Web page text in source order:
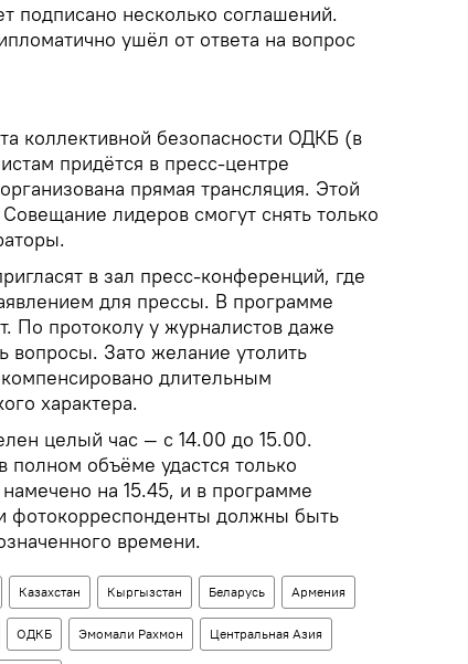
подписано несколько соглашений.
ушёл от ответа на вопрос
коллективной безопасности ОДКБ (в
придётся в пресс-центре
прямая трансляция. Этой
лидеров смогут снять только
в зал пресс-конференций, где
для прессы. В программе
По протоколу у журналистов даже
вопросы. Зато желание утолить
длительным
характера.
целый час — с 14.00 до 15.00.
полном объёме удастся только
на 15.45, и в программе
фотокорреспонденты должны быть
времени.
Казахстан Кыргызстан Беларусь Армения
ОДКБ Эмомали Рахмон Центральная Азия